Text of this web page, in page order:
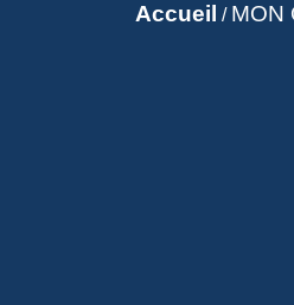
Accueil / MON